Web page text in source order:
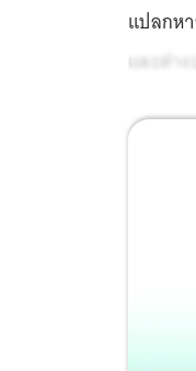
แปลกห
และต่าง